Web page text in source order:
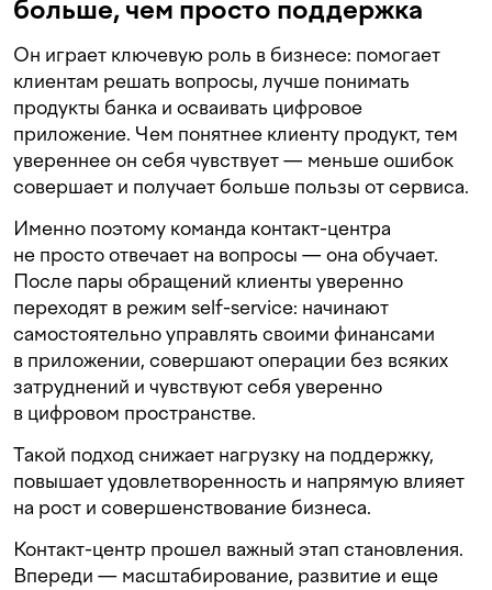
больше, чем просто поддержка
Он играет ключевую роль в бизнесе: помогает
клиентам решать вопросы, лучше понимать
продукты банка и осваивать цифровое
приложение. Чем понятнее клиенту продукт, тем
увереннее он себя чувствует — меньше ошибок
совершает и получает больше пользы от сервиса.
Именно поэтому команда контакт-центра
не просто отвечает на вопросы — она обучает.
После пары обращений клиенты уверенно
переходят в режим self-service: начинают
самостоятельно управлять своими финансами
в приложении, совершают операции без всяких
затруднений и чувствуют себя уверенно
в цифровом пространстве.
Такой подход снижает нагрузку на поддержку,
повышает удовлетворенность и напрямую влияет
на рост и совершенствование бизнеса.
Контакт-центр прошел важный этап становления.
Впереди — масштабирование, развитие и еще